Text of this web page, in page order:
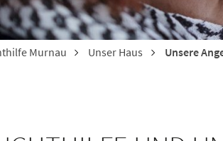
Murnau Unser Haus Unsere